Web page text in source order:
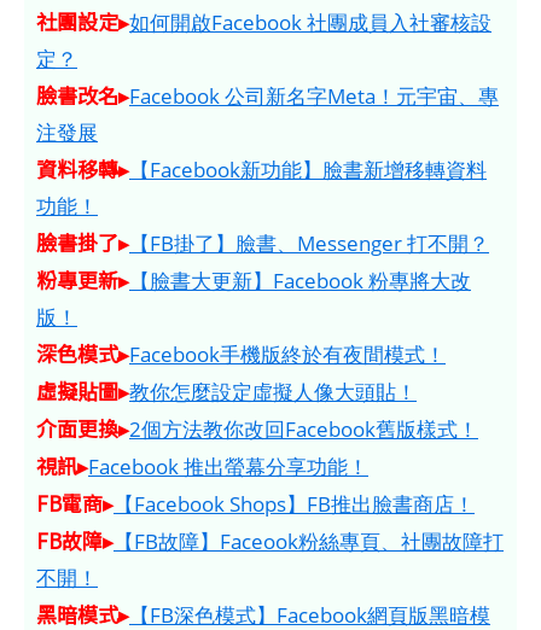
社團設定▸如何開啟Facebook 社團成員入社審核設
定？
臉書改名▸Facebook 公司新名字Meta！元宇宙、專
注發展
資料移轉▸【Facebook新功能】臉書新增移轉資料
功能！
臉書掛了▸【FB掛了】臉書、Messenger 打不開？
粉專更新▸【臉書大更新】Facebook 粉專將大改
版！
深色模式▸Facebook手機版終於有夜間模式！
虛擬貼圖▸教你怎麼設定虛擬人像大頭貼！
介面更換▸2個方法教你改回Facebook舊版樣式！
視訊▸Facebook 推出螢幕分享功能！
FB電商▸【Facebook Shops】FB推出臉書商店！
FB故障▸【FB故障】Faceook粉絲專頁、社團故障打
不開！
黑暗模式▸【FB深色模式】Facebook網頁版黑暗模